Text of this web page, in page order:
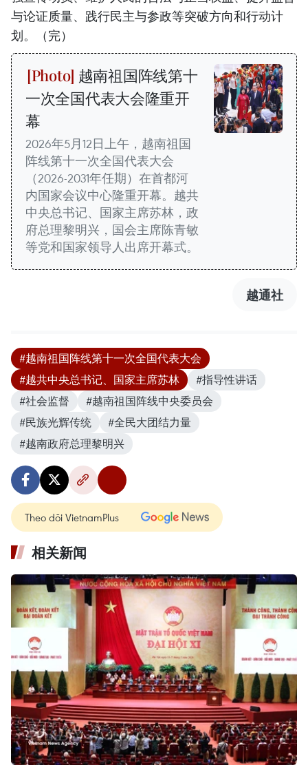
与论证质量、践行民主与参政等突破方向和行动计
划。（完）
越南祖国阵线第十
一次全国代表大会隆重开
幕
2026年5月12日上午，越南祖国
阵线第十一次全国代表大会
（2026-2031年任期）在首都河
内国家会议中心隆重开幕。越共
中央总书记、国家主席苏林，政
府总理黎明兴，国会主席陈青敏
等党和国家领导人出席开幕式。
越通社
#越南祖国阵线第十一次全国代表大会
#越共中央总书记、国家主席苏林
#指导性讲话
#社会监督
#越南祖国阵线中央委员会
#民族光辉传统
#全民大团结力量
#越南政府总理黎明兴
Theo dõi VietnamPlus
相关新闻